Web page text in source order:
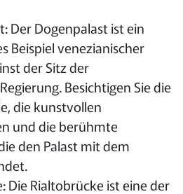
Der Dogenpalast ist ein
Beispiel venezianischer
der Sitz der
Besichtigen Sie die
die kunstvollen
und die berühmte
den Palast mit dem
Die Rialtobrücke ist eine der